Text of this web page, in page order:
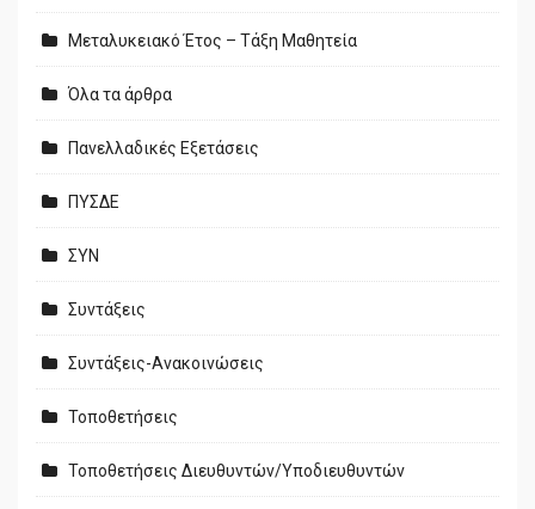
Μεταλυκειακό Έτος – Τάξη Μαθητεία
Όλα τα άρθρα
Πανελλαδικές Εξετάσεις
ΠΥΣΔΕ
ΣΥΝ
Συντάξεις
Συντάξεις-Ανακοινώσεις
Τοποθετήσεις
Τοποθετήσεις Διευθυντών/Υποδιευθυντών